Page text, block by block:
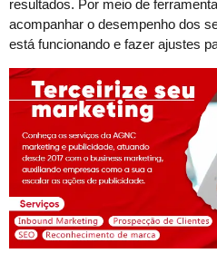
resultados. Por meio de
acompanhar o desempenho dos
está funcionando e fazer ajustes